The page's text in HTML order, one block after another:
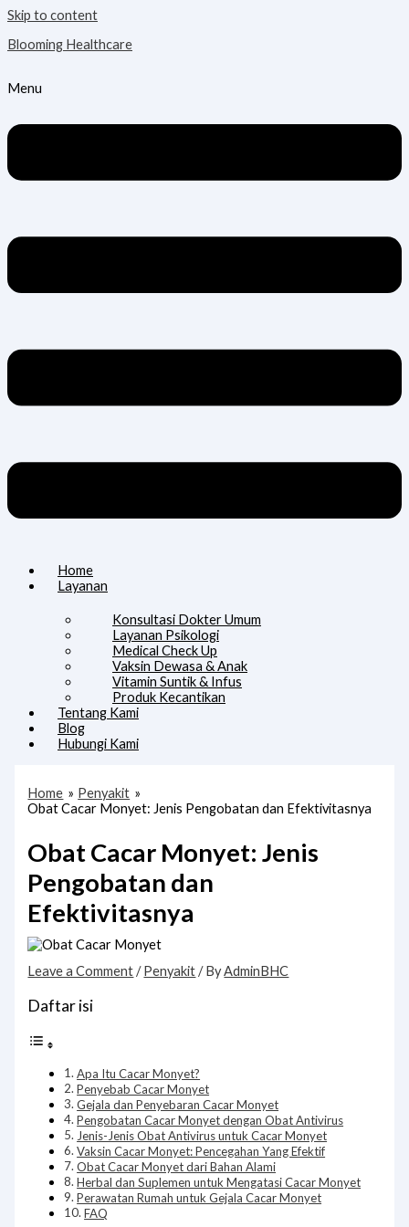
Skip to content
Blooming Healthcare
Menu
Home
Layanan
Konsultasi Dokter Umum
Layanan Psikologi
Medical Check Up
Vaksin Dewasa & Anak
Vitamin Suntik & Infus
Produk Kecantikan
Tentang Kami
Blog
Hubungi Kami
Home
Penyakit
Obat Cacar Monyet: Jenis Pengobatan dan Efektivitasnya
Obat Cacar Monyet: Jenis
Pengobatan dan
Efektivitasnya
Leave a Comment /Penyakit/ ByAdminBHC
Daftar isi
Apa Itu Cacar Monyet?
Penyebab Cacar Monyet
Gejala dan Penyebaran Cacar Monyet
Pengobatan Cacar Monyet dengan Obat Antivirus
Jenis-Jenis Obat Antivirus untuk Cacar Monyet
Vaksin Cacar Monyet: Pencegahan Yang Efektif
Obat Cacar Monyet dari Bahan Alami
Herbal dan Suplemen untuk Mengatasi Cacar Monyet
Perawatan Rumah untuk Gejala Cacar Monyet
FAQ